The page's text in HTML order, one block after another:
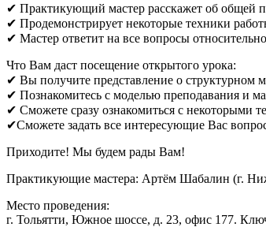
✔ Практикующий мастер расскажет об общей
✔ Продемонстрирует некоторые техники
✔ Мастер ответит на все вопросы
Что Вам даст посещение открытого урока:
✔ Вы получите представление о структурном
✔ Познакомитесь с моделью преподавания и
✔ Сможете сразу ознакомиться с некоторыми
✔Сможете задать все интересующие Вас
Приходите! Мы будем рады Вам!
Практикующие мастера: Артём Шабалин (г.
Место проведения:
г. Тольятти, Южное шоссе, д. 23, офис 177.